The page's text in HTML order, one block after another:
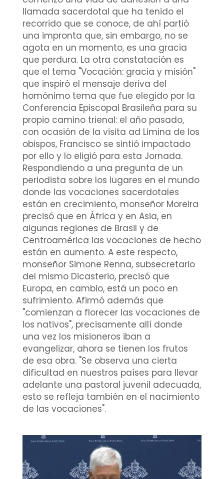
llamada sacerdotal que ha tenido el
recorrido que se conoce, de ahí partió
una impronta que, sin embargo, no se
agota en un momento, es una gracia
que perdura. La otra constatación es
que el tema "Vocación: gracia y misión"
que inspiró el mensaje deriva del
homónimo tema que fue elegido por la
Conferencia Episcopal Brasileña para su
propio camino trienal: el año pasado,
con ocasión de la visita ad Limina de los
obispos, Francisco se sintió impactado
por ello y lo eligió para esta Jornada.
Respondiendo a una pregunta de un
periodista sobre los lugares en el mundo
donde las vocaciones sacerdotales
están en crecimiento, monseñor Moreira
precisó que en África y en Asia, en
algunas regiones de Brasil y de
Centroamérica las vocaciones de hecho
están en aumento. A este respecto,
monseñor Simone Renna, subsecretario
del mismo Dicasterio, precisó que
Europa, en cambio, está un poco en
sufrimiento. Afirmó además que
"comienzan a florecer las vocaciones de
los nativos", precisamente allí donde
una vez los misioneros iban a
evangelizar, ahora se tienen los frutos
de esa obra. "Se observa una cierta
dificultad en nuestros países para llevar
adelante una pastoral juvenil adecuada,
esto se refleja también en el nacimiento
de las vocaciones".